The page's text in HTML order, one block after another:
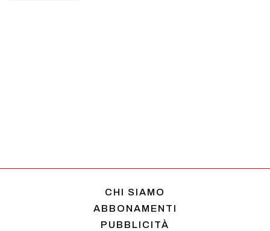
CHI SIAMO
ABBONAMENTI
PUBBLICITÀ